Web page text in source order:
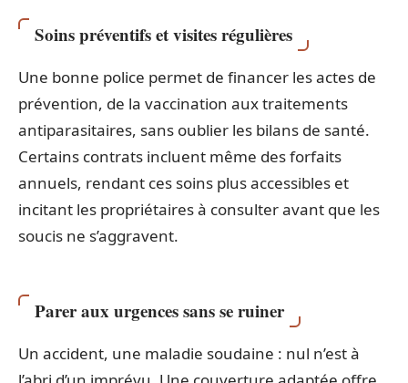
Soins préventifs et visites régulières
Une bonne police permet de financer les actes de
prévention, de la vaccination aux traitements
antiparasitaires, sans oublier les bilans de santé.
Certains contrats incluent même des forfaits
annuels, rendant ces soins plus accessibles et
incitant les propriétaires à consulter avant que les
soucis ne s’aggravent.
Parer aux urgences sans se ruiner
Un accident, une maladie soudaine : nul n’est à